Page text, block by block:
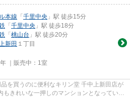
本線 「 千里中央 」駅 徒歩15分
「 千里中央 」駅 徒歩18分
「 桃山台 」駅 徒歩20分
新田 １丁目
｜販売中： 1室
を買うのに便利なキリン堂 千中上新田店が
もきれいな一押しのマンションとなっていま